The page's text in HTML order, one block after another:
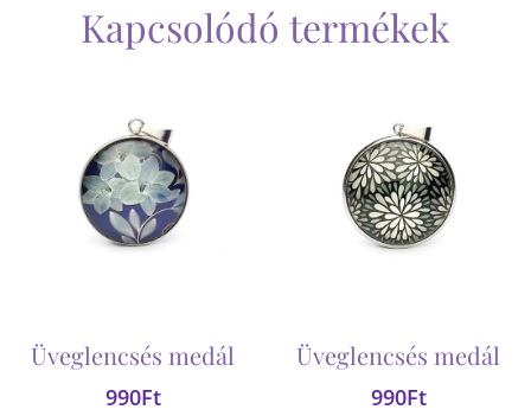
Kapcsolódó termékek
Üveglencsés medál
990Ft
Üveglencsés medál
990Ft